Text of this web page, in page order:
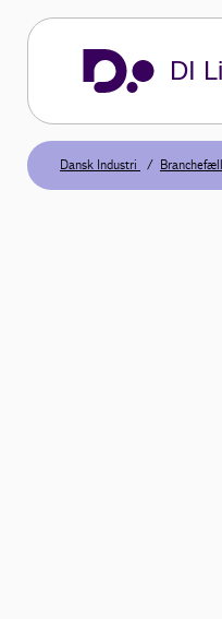
DI
Dansk Industri